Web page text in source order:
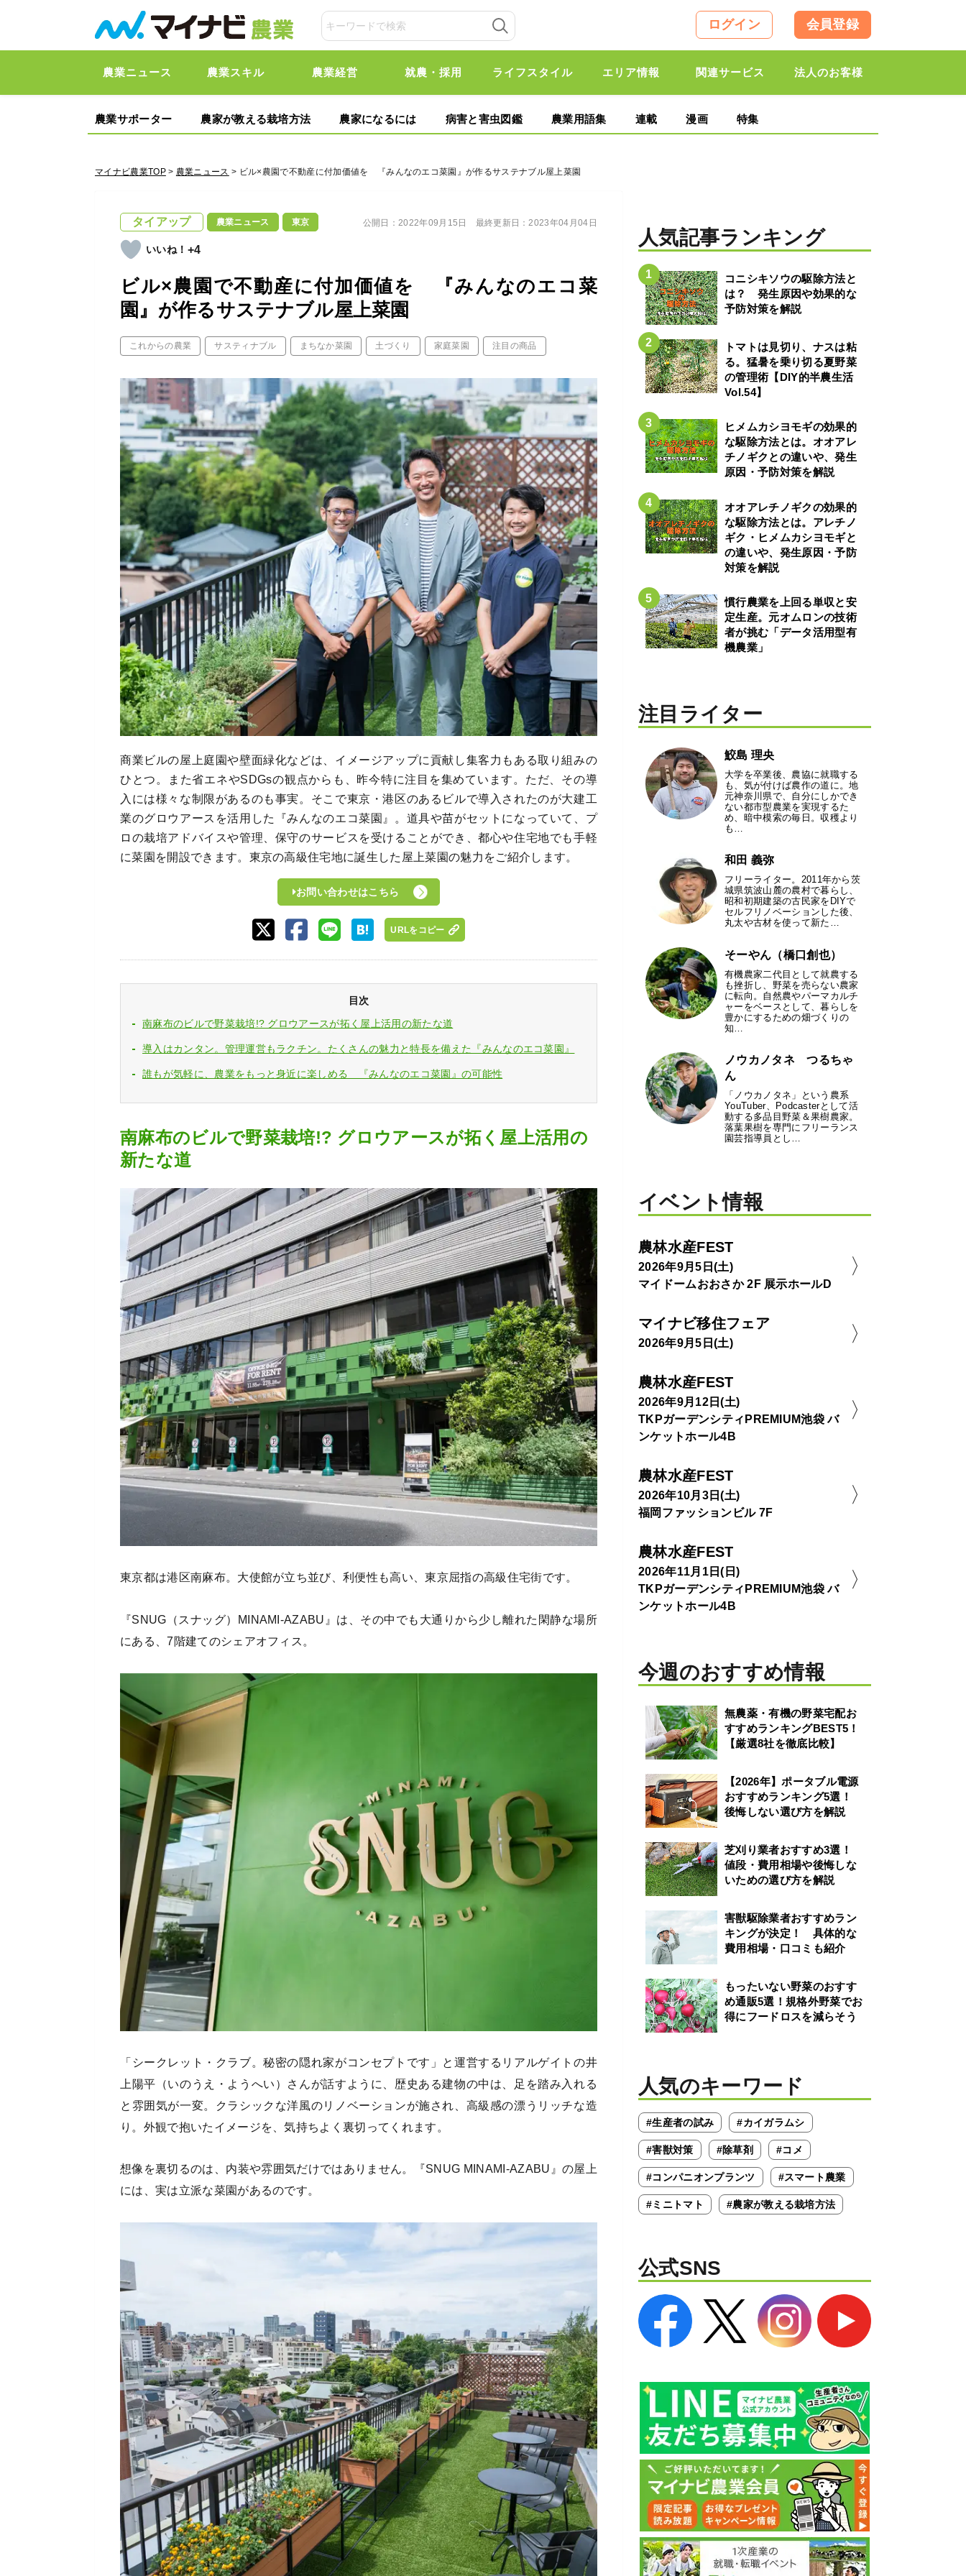
ログイン 会員登録
農業ニュース 農業スキル 農業経営 就農・採用 ライフスタイル エリア情報 関連サービス 法人のお客様
農業サポーター 農家が教える栽培方法 農家になるには 病害と害虫図鑑 農業用語集 連載 漫画 特集
マイナビ農業TOP> 農業ニュース > ビル×農園で不動産に付加価値を 『みんなのエコ菜園』が作るサステナブル屋上菜園
タイアップ 農業ニュース 東京
+4
ビル×農園で不動産に付加価値を 『みんなのエコ菜
園』が作るサステナブル屋上菜園
これからの農業 サスティナブル まちなか菜園 土づくり 家庭菜園 注目の商品
公開日：2022年09月15日 最終更新日：2023年04月04日
商業ビルの屋上庭園や壁面緑化などは、イメージアップに貢献し集客力もある取り組みの
ひとつ。また省エネやSDGsの観点からも、昨今特に注目を集めています。ただ、その導
入には様々な制限があるのも事実。そこで東京・港区のあるビルで導入されたのが大建工
業のグロウアースを活用した『みんなのエコ菜園』。道具や苗がセットになっていて、プ
ロの栽培アドバイスや管理、保守のサービスを受けることができ、都心や住宅地でも手軽
に菜園を開設できます。東京の高級住宅地に誕生した屋上菜園の魅力をご紹介します。
お問い合わせはこちら
URLをコピー
目次
南麻布のビルで野菜栽培!? グロウアースが拓く屋上活用の新たな道
導入はカンタン。管理運営もラクチン。たくさんの魅力と特長を備えた『みんなのエコ菜園』
誰もが気軽に、農業をもっと身近に楽しめる 『みんなのエコ菜園』の可能性
南麻布のビルで野菜栽培!? グロウアースが拓く屋上活用の
新たな道
東京都は港区南麻布。大使館が立ち並び、利便性も高い、東京屈指の高級住宅街です。
『SNUG（スナッグ）MINAMI-AZABU』は、その中でも大通りから少し離れた閑静な場所
にある、7階建てのシェアオフィス。
「シークレット・クラブ。秘密の隠れ家がコンセプトです」と運営するリアルゲイトの井
上陽平（いのうえ・ようへい）さんが話すように、歴史ある建物の中は、足を踏み入れる
と雰囲気が一変。クラシックな洋風のリノベーションが施され、高級感の漂うリッチな造
り。外観で抱いたイメージを、気持ちよく裏切ってくれます。
想像を裏切るのは、内装や雰囲気だけではありません。『SNUG MINAMI-AZABU』の屋上
には、実は立派な菜園があるのです。
人気記事ランキング
コニシキソウの駆除方法と
は？ 発生原因や効果的な
予防対策を解説
トマトは見切り、ナスは粘
る。猛暑を乗り切る夏野菜
の管理術【DIY的半農生活
Vol.54】
ヒメムカシヨモギの効果的
な駆除方法とは。オオアレ
チノギクとの違いや、発生
原因・予防対策を解説
オオアレチノギクの効果的
な駆除方法とは。アレチノ
ギク・ヒメムカシヨモギと
の違いや、発生原因・予防
対策を解説
慣行農業を上回る単収と安
定生産。元オムロンの技術
者が挑む「データ活用型有
機農業」
注目ライター
鮫島 理央
大学を卒業後、農協に就職する
も、気が付けば農作の道に。地
元神奈川県で、自分にしかでき
ない都市型農業を実現するた
め、暗中模索の毎日。収穫より
も…
和田 義弥
フリーライター。2011年から茨
城県筑波山麓の農村で暮らし、
昭和初期建築の古民家をDIYで
セルフリノベーションした後、
丸太や古材を使って新た…
そーやん（橋口創也）
有機農家二代目として就農する
も挫折し、野菜を売らない農家
に転向。自然農やパーマカルチ
ャーをベースとして、暮らしを
豊かにするための畑づくりの
知…
ノウカノタネ つるちゃ
ん
「ノウカノタネ」という農系
YouTuber、Podcasterとして活
動する多品目野菜＆果樹農家。
落葉果樹を専門にフリーランス
園芸指導員とし…
イベント情報
農林水産FEST
2026年9月5日(土)
マイドームおおさか 2F 展示ホールD
マイナビ移住フェア
2026年9月5日(土)
農林水産FEST
2026年9月12日(土)
TKPガーデンシティPREMIUM池袋 バ
ンケットホール4B
農林水産FEST
2026年10月3日(土)
福岡ファッションビル 7F
農林水産FEST
2026年11月1日(日)
TKPガーデンシティPREMIUM池袋 バ
ンケットホール4B
今週のおすすめ情報
無農薬・有機の野菜宅配お
すすめランキングBEST5！
【厳選8社を徹底比較】
【2026年】ポータブル電源
おすすめランキング5選！
後悔しない選び方を解説
芝刈り業者おすすめ3選！
値段・費用相場や後悔しな
いための選び方を解説
害獣駆除業者おすすめラン
キングが決定！ 具体的な
費用相場・口コミも紹介
もったいない野菜のおすす
め通販5選！規格外野菜でお
得にフードロスを減らそう
人気のキーワード
#生産者の試み #カイガラムシ
#害獣対策 #除草剤 #コメ
#コンパニオンプランツ #スマート農業
#ミニトマト #農家が教える栽培方法
公式SNS